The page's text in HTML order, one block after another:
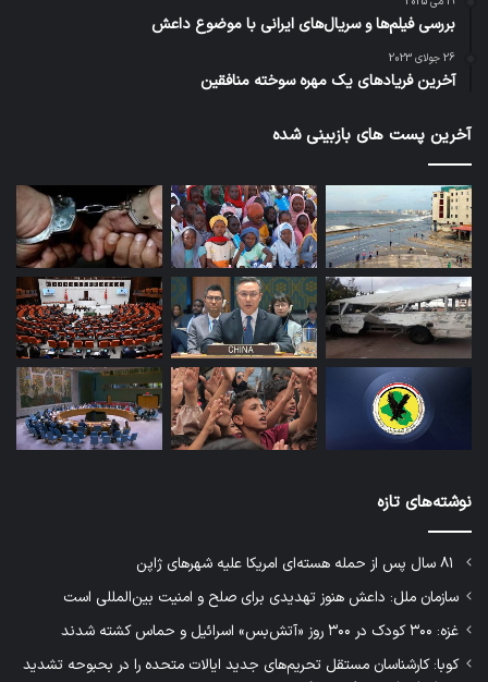
بررسی فیلم‌ها و سریال‌های ایرانی با موضوع داعش
26 جولای 2023
آخرین فریادهای یک مهره سوخته منافقین
آخرین پست های بازبینی شده
نوشته‌های تازه
سازمان ملل: داعش هنوز تهدیدی برای صلح و امنیت بین‌المللی است
غزه: ۳۰۰ کودک در ۳۰۰ روز «آتش‌بس» اسرائیل و حماس کشته شدند
کوبا: کارشناسان مستقل تحریم‌های جدید ایالات متحده را در بحبوحه تشدید